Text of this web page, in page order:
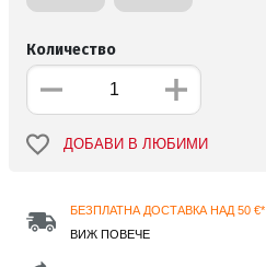
Количество
ДОБАВИ В ЛЮБИМИ
БЕЗПЛАТНА ДОСТАВКА НАД 50 €*
ВИЖ ПОВЕЧЕ